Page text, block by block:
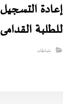
إعادة التسجيل
للطلبة القدامى
نشاطات